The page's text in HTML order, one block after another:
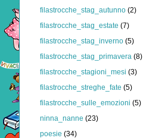
filastrocche_stag_autunno (2)
filastrocche_stag_estate (7)
filastrocche_stag_inverno (5)
filastrocche_stag_primavera (8)
filastrocche_stagioni_mesi (3)
filastrocche_streghe_fate (5)
filastrocche_sulle_emozioni (5)
ninna_nanne (23)
poesie (34)